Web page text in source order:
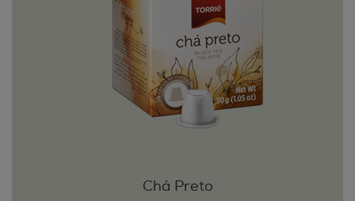
Chá Preto